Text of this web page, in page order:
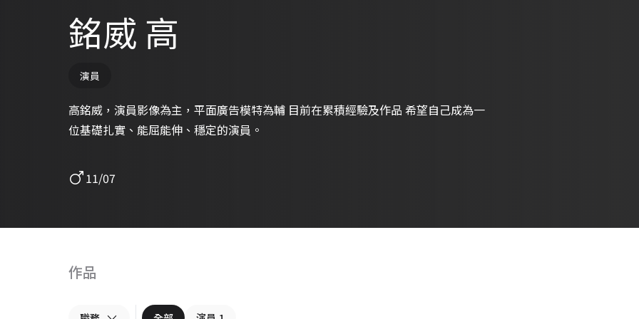
銘威 高
演員
高銘威，演員影像為主，平面廣告模特為輔 目前在累積經驗及作品 希望自己成為一
位基礎扎實、能屈能伸、穩定的演員。
11/07
作品